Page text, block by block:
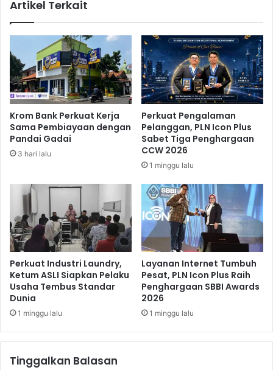
e
D
b
u
k
a
k
e
c
e
p
t
a
T
a
a
k
s
i
N
i
r
s
u
Artikel Terkait
Krom Bank Perkuat Kerja
Sama Pembiayaan dengan
Pandai Gadai
3 hari lalu
Perkuat Pengalaman
Pelanggan, PLN Icon Plus
Sabet Tiga Penghargaan
CCW 2026
1 minggu lalu
Perkuat Industri Laundry,
Ketum ASLI Siapkan Pelaku
Usaha Tembus Standar
Dunia
1 minggu lalu
Layanan Internet Tumbuh
Pesat, PLN Icon Plus Raih
Penghargaan SBBI Awards
2026
1 minggu lalu
Tinggalkan Balasan